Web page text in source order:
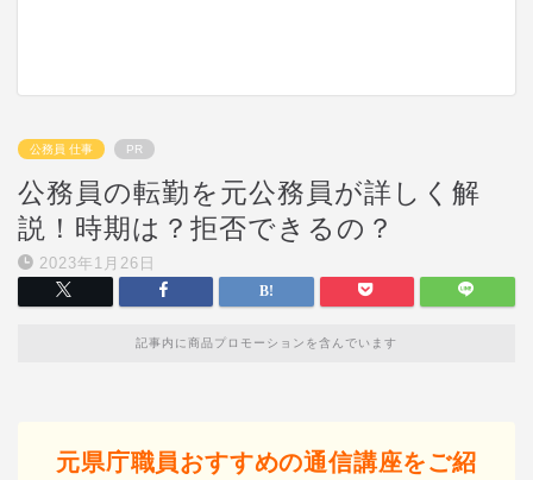
公務員 仕事 PR
公務員の転勤を元公務員が詳しく解
説！時期は？拒否できるの？
2023年1月26日
記事内に商品プロモーションを含んでいます
元県庁職員おすすめの通信講座をご紹